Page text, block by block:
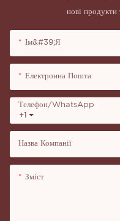
нові продукти
Ім&#39;я
Електронна Пошта
+1
Телефон/WhatsApp
Назва Компанії
Зміст